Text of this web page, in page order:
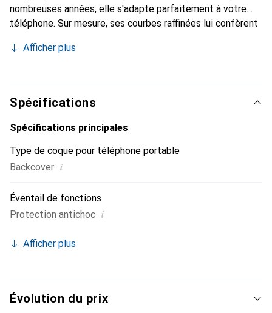
nombreuses années, elle s'adapte parfaitement à votre
téléphone. Sur mesure, ses courbes raffinées lui confèrent
et essentiel de votre smartphone. Reconnaître
marque Noreve est un choix sûr pour une clientèle
exigeante.
Afficher plus
Spécifications
Spécifications principales
Type de coque pour téléphone portable
Backcover i
Éventail de fonctions
Protection antichoc i
Afficher plus
Évolution du prix